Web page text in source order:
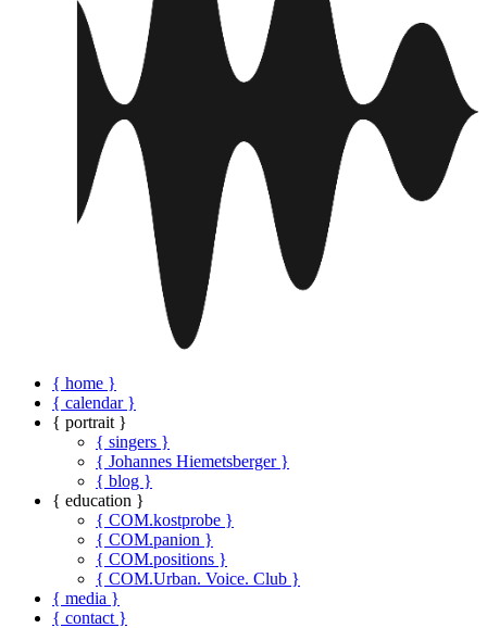
{ home }
{ calendar }
{ portrait }
{ singers }
{ Johannes Hiemetsberger }
{ blog }
{ education }
{ COM.kostprobe }
{ COM.panion }
{ COM.positions }
{ COM.Urban. Voice. Club }
{ media }
{ contact }